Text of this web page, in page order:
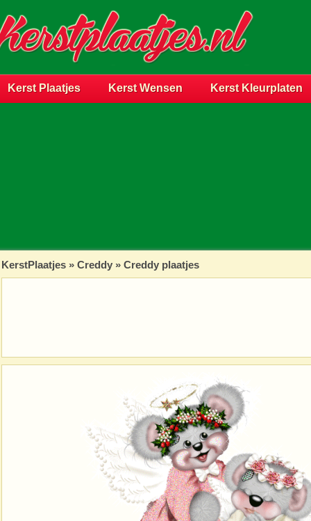
Kerst Plaatjes Kerst Wensen Kerst Kleurplaten
KerstPlaatjes » Creddy » Creddy plaatjes